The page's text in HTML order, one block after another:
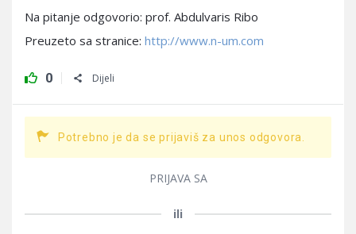
Na pitanje odgovorio: prof. Abdulvaris Ribo
Preuzeto sa stranice: http://www.n-um.com
0 Dijeli
Potrebno je da se prijaviš za unos odgovora.
PRIJAVA SA
ili